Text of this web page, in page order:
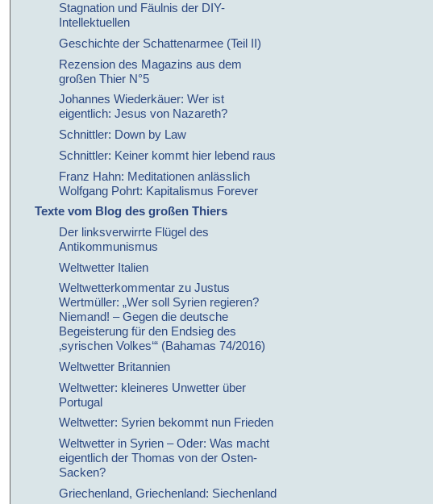
Stagnation und Fäulnis der DIY-
Intellektuellen
Geschichte der Schattenarmee (Teil II)
Rezension des Magazins aus dem
großen Thier N°5
Johannes Wiederkäuer: Wer ist
eigentlich: Jesus von Nazareth?
Schnittler: Down by Law
Schnittler: Keiner kommt hier lebend raus
Franz Hahn: Meditationen anlässlich
Wolfgang Pohrt: Kapitalismus Forever
Texte vom Blog des großen Thiers
Der linksverwirrte Flügel des
Antikommunismus
Weltwetter Italien
Weltwetterkommentar zu Justus
Wertmüller: „Wer soll Syrien regieren?
Niemand! – Gegen die deutsche
Begeisterung für den Endsieg des
‚syrischen Volkes‘“ (Bahamas 74/2016)
Weltwetter Britannien
Weltwetter: kleineres Unwetter über
Portugal
Weltwetter: Syrien bekommt nun Frieden
Weltwetter in Syrien – Oder: Was macht
eigentlich der Thomas von der Osten-
Sacken?
Griechenland, Griechenland: Siechenland